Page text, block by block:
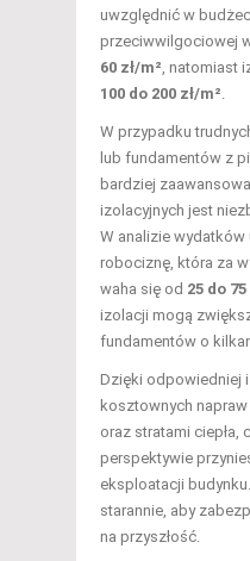
uwzględnić w
przeciwwilgociowej
60 zł/m² , natomiast
100 do 200 zł/m²
W przypadku
lub fundamentów z
bardziej
izolacyjnych jest
W analizie
robociznę, która za
waha się od 25 do 75
izolacji mogą
fundamentów o
Dzięki odpowiedniej
kosztownych
oraz stratami ciepła,
perspektywie
eksploatacji
starannie, aby
na przyszłość.